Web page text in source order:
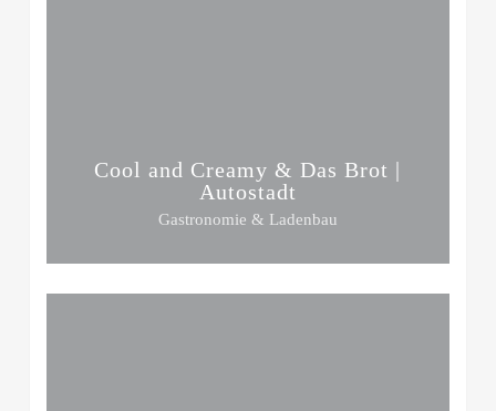
Cool and Creamy & Das Brot |
Autostadt
Gastronomie & Ladenbau